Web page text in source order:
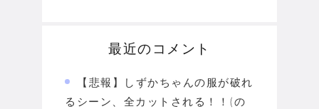
最近のコメント
【悲報】しずかちゃんの服が破れ
るシーン、全カットされる！！(の